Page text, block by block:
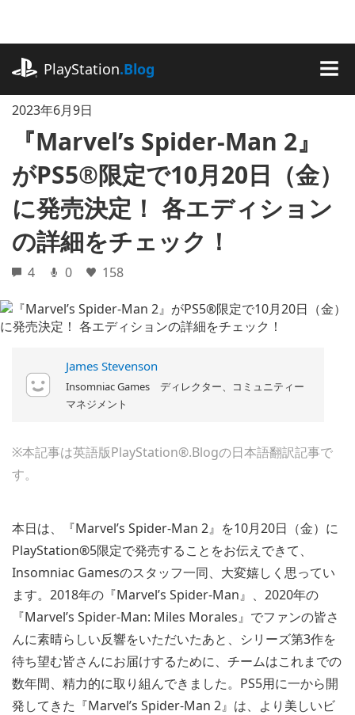
に
ッ
PlayStation.Blog
2023年6月9日
『Marvel’s Spider-Man 2』
がPS5®限定で10月20日（金）
に発売決定！ 各エディション
の詳細をチェック！
4 0 158
James Stevenson
Insomniac Games ディレクター、コミュニティー
マネジメント
※本記事は英語版PlayStation®.Blogの日本語翻訳記事で
す。
本日は、『Marvel’s Spider-Man 2』を10月20日（金）に
PlayStation®5限定で発売することをお伝えできて、
Insomniac Gamesのスタッフ一同、大変嬉しく思ってい
ます。2018年の『Marvel’s Spider-Man』、2020年の
『Marvel’s Spider-Man: Miles Morales』でファンの皆さ
んに素晴らしい反響をいただいたあと、シリーズ第3作を
待ち望む皆さんにお届けするために、チームはこれまでの
数年間、精力的に取り組んできました。PS5用に一から開
発してきた『Marvel’s Spider-Man 2』は、より美しいビ